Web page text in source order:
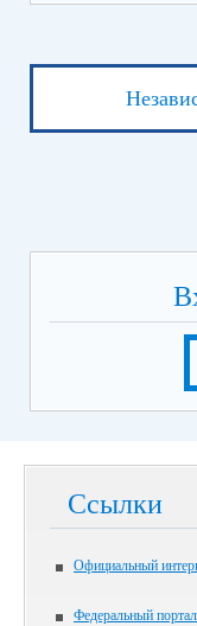
Ссылки
Официальный
Федеральный